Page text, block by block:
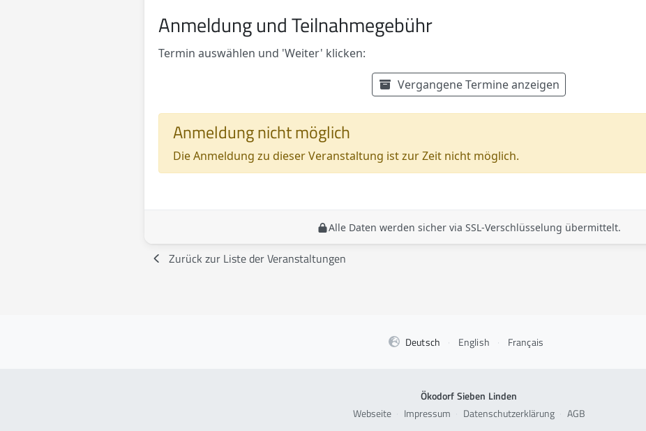
Anmeldung und Teilnahmegebühr
Termin auswählen und 'Weiter' klicken:
Vergangene Termine anzeigen
Preisinformationen
Anmeldung nicht möglich
Die Anmeldung zu dieser Veranstaltung ist zur Zeit nicht möglich.
Alle Daten werden sicher via SSL-Verschlüsselung übermittelt.
Zurück zur Liste der Veranstaltungen
Deutsch · English · Français
Ökodorf Sieben Linden
Webseite
Impressum Datenschutzerklärung AGB